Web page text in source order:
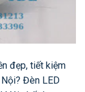
đẹp, tiết kiệm
Đèn LED